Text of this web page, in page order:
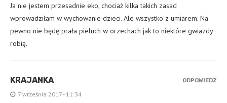
Ja nie jestem przesadnie eko, chociaż kilka takich zasad
wprowadziłam w wychowanie dzieci. Ale wszystko z umiarem. Na
pewno nie będę prała pieluch w orzechach jak to niektóre gwiazdy
robią.
KRAJANKA
7 września 2017 - 11:34
ODPOWIEDZ